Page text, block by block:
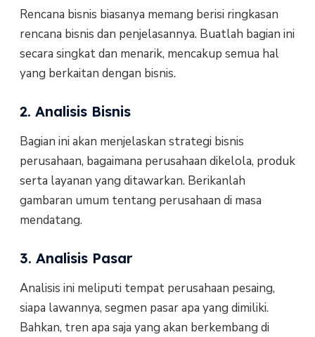
Rencana bisnis biasanya memang berisi ringkasan
rencana bisnis dan penjelasannya. Buatlah bagian ini
secara singkat dan menarik, mencakup semua hal
yang berkaitan dengan bisnis.
2. Analisis Bisnis
Bagian ini akan menjelaskan strategi bisnis
perusahaan, bagaimana perusahaan dikelola, produk
serta layanan yang ditawarkan. Berikanlah
gambaran umum tentang perusahaan di masa
mendatang.
3. Analisis Pasar
Analisis ini meliputi tempat perusahaan pesaing,
siapa lawannya, segmen pasar apa yang dimiliki.
Bahkan, tren apa saja yang akan berkembang di